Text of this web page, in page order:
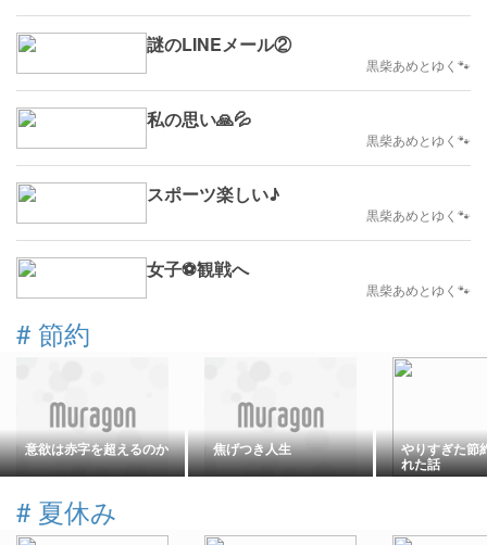
謎のLINEメール②
黒柴あめとゆく🐾
私の思い🙏💦
黒柴あめとゆく🐾
スポーツ楽しい♪
黒柴あめとゆく🐾
女子⚽観戦へ
黒柴あめとゆく🐾
# 節約
意欲は赤字を超えるのか 焦げつき人生 やりすぎた節
れた話
# 夏休み